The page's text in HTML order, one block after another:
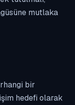
mutlaka
bir
hedefi olarak